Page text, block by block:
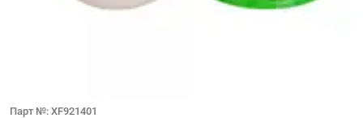
Парт №: XF921401